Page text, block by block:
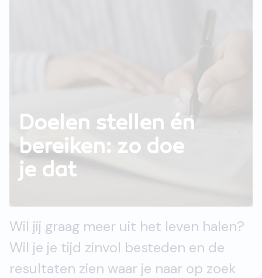
Doelen stellen én
bereiken: zo doe
je dat
Wil jij graag meer uit het leven halen?
Wil je je tijd zinvol besteden en de
resultaten zien waar je naar op zoek